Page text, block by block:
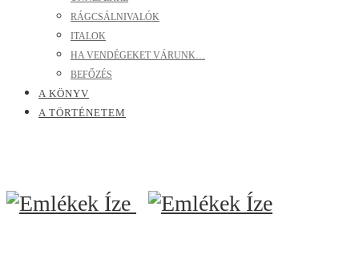
RÁGCSÁLNIVALÓK
ITALOK
HA VENDÉGEKET VÁRUNK…
BEFŐZÉS
A KÖNYV
A TÖRTÉNETEM